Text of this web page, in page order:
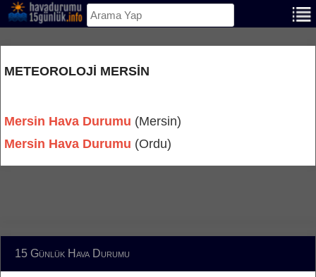
METEOROLOJI MERSIN
Mersin Hava Durumu (Mersin)
Mersin Hava Durumu (Ordu)
15 Günlük Hava Durumu